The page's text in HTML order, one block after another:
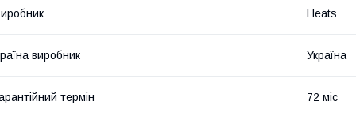
Heats
виробник Україна
термін 72 міс